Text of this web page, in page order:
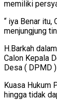
memiliki
“ iya Benar
menjungjung
H.Barkah
Calon Kepala
Desa ( DPMD
Kuasa Hukum
hingga tidak